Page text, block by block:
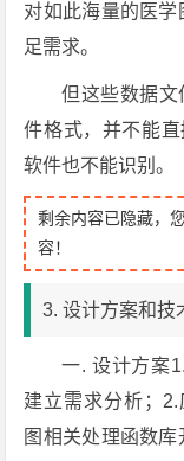
对如此海量的医
足需求。
但这些数据文
件格式，并不能
软件也不能识别。
剩余内容已隐藏，
容！
3. 设计方案和技
一. 设计方案
建立需求分析；
图相关处理函数